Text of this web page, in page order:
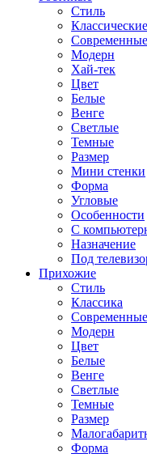
Стиль
Классические
Современные
Модерн
Хай-тек
Цвет
Белые
Венге
Светлые
Темные
Размер
Мини стенки
Форма
Угловые
Особенности
С
Назначение
Под
Прихожие
Стиль
Классика
Современные
Модерн
Цвет
Белые
Венге
Светлые
Темные
Размер
Форма